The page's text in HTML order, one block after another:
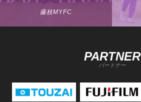
藤枝MYFC
PARTNER
パートナー